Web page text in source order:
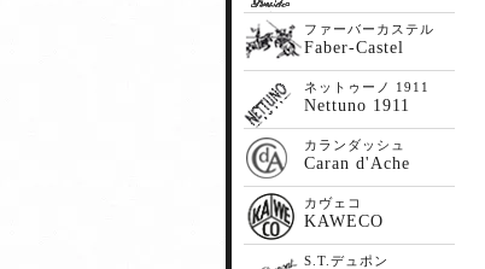
ファーバーカステル
Faber-Castel
ネットゥーノ 1911
Nettuno 1911
カランダッシュ
Caran d'Ache
カヴェコ
KAWECO
S.T.デュポン